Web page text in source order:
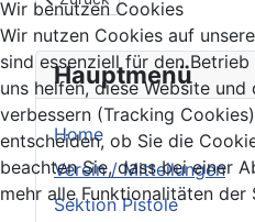
Hauptmenü
Home
Verein / Mitteilungen
Sektion Pistole
Wir benutzen Cookies
Wir nutzen Cookies auf
sind essenziell für den
uns helfen, diese Website
verbessern (Tracking
entscheiden, ob Sie die
beachten Sie, dass bei einer
mehr alle Funktionalitäten